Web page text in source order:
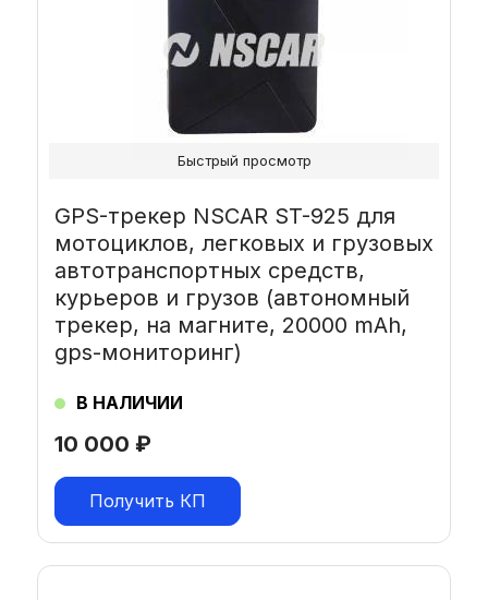
10 000 ₽
GPS-трекер NSCAR ST-925 для
мотоциклов, легковых и грузовых
автотранспортных средств,
курьеров и грузов (автономный
трекер, на магните, 20000 mAh,
gps-мониторинг)
В НАЛИЧИИ
Получить КП
Быстрый просмотр